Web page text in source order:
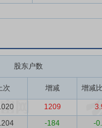
股东户数
次 增减 增减
1209
-184
-